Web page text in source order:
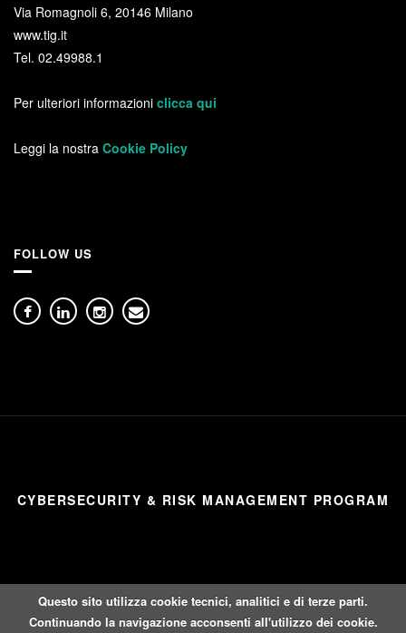
Via Romagnoli 6, 20146 Milano
www.tig.it
Tel. 02.49988.1
Per ulteriori informazioni clicca qui
Leggi la nostra Cookie Policy
FOLLOW US
CYBERSECURITY & RISK MANAGEMENT PROGRAM
Questo sito utilizza cookie tecnici, analitici e di terze parti.
Continuando la navigazione acconsenti all'utilizzo dei cookie.